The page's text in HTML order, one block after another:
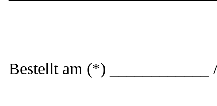
Bestellt am (*) ____________